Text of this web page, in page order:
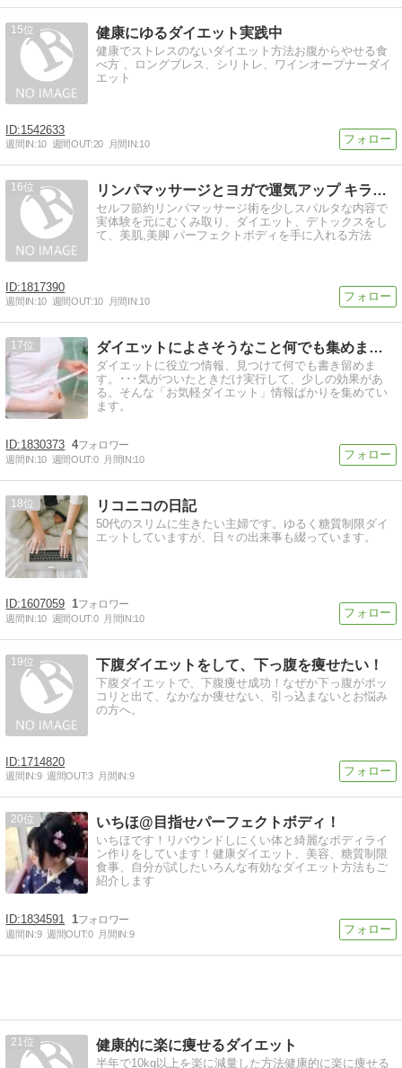
15 健康にゆるダイエット実践中
健康でストレスのないダイエット方法お腹からやせる食
べ方 、ロングブレス、シリトレ、ワインオープナーダイ
エット
1542633
週間IN:10 週間OUT:20 月間IN:10
16 リンパマッサージとヨガで運気アップ キラキラダイエット
セルフ節約リンパマッサージ術を少しスパルタな内容で
実体験を元にむくみ取り、ダイエット、デトックスをし
て、美肌,美脚 パーフェクトボディを手に入れる方法
1817390
週間IN:10 週間OUT:10 月間IN:10
17 ダイエットによさそうなこと何でも集めました
ダイエットに役立つ情報、見つけて何でも書き留めま
す。･･･気がついたときだけ実行して、少しの効果があ
る。そんな「お気軽ダイエット」情報ばかりを集めてい
ます。
1830373 4
週間IN:10 週間OUT:0 月間IN:10
18 リコニコの日記
50代のスリムに生きたい主婦です。ゆるく糖質制限ダイ
エットしていますが、日々の出来事も綴っています。
1607059 1
週間IN:10 週間OUT:0 月間IN:10
19 下腹ダイエットをして、下っ腹を痩せたい！
下腹ダイエットで、下腹痩せ成功！なぜか下っ腹がポッ
コリと出て、なかなか痩せない、引っ込まないとお悩み
の方へ。
1714820
週間IN:9 週間OUT:3 月間IN:9
20 いちほ@目指せパーフェクトボディ！
いちほです！リバウンドしにくい体と綺麗なボディライ
ン作りをしています！健康ダイエット、美容、糖質制限
食事、自分が試したいろんな有効なダイエット方法もご
紹介します
1834591 1
週間IN:9 週間OUT:0 月間IN:9
21 健康的に楽に痩せるダイエット
半年で10kg以上を楽に減量した方法健康的に楽に痩せる